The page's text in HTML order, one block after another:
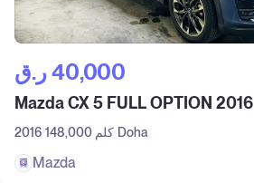
ر.ق‎ 40,000
Mazda CX 5 FULL OPTION 2016
2016 148,000 كلم Doha
Mazda